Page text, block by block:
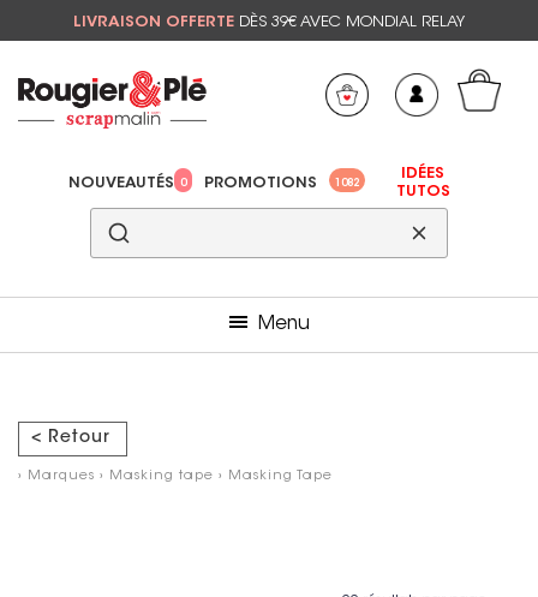
LIVRAISON OFFERTE DÈS 39€ AVEC MONDIAL RELAY
NOUVEAUTÉS 0 PROMOTIONS 1082
IDÉES
TUTOS
Menu
< Retour
› Marques › Masking tape › Masking Tape